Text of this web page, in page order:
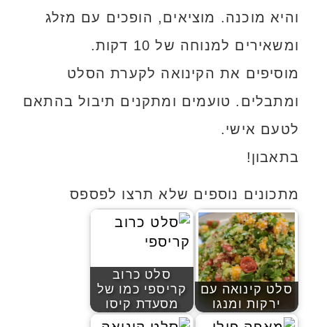
והיא מוכנה. מוציאים, הופכים עם מזלג
ומשאירים למנוחה של 10 דקות.
מוסיפים את הקינואה לקערת הסלט
ומתבלים. טועמים ומתקנים תיבול בהתאם
לטעם אישי.
בתאבון!
מתכונים נוספים שלא תרצו לפספס
סלט קינואה עם
ירקות ומנגו
סלט כרוב
קריספי כמו של
מסעדת קיסו